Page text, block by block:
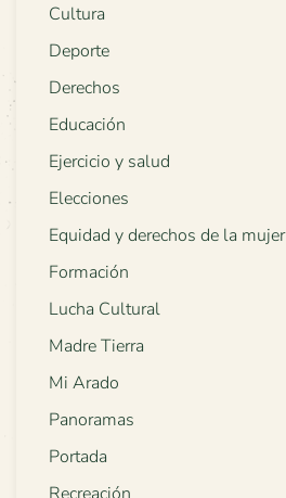
Cultura
Deporte
Derechos
Educación
Ejercicio y salud
Elecciones
Equidad y derechos de la mujer
Formación
Lucha Cultural
Madre Tierra
Mi Arado
Panoramas
Portada